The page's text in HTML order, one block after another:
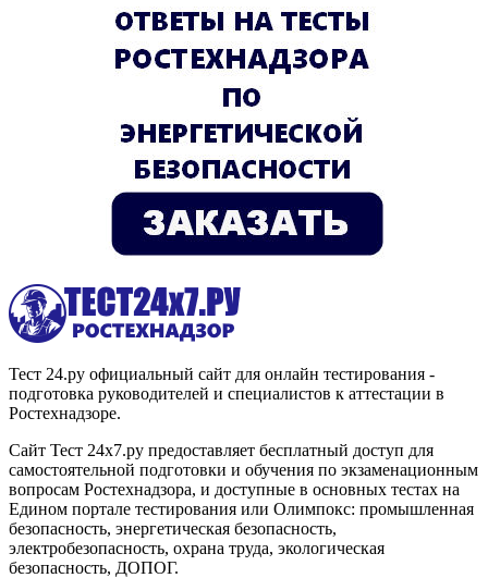
Тест 24.ру официальный сайт для онлайн тестирования -
подготовка руководителей и специалистов к аттестации в
Ростехнадзоре.
Сайт Тест 24х7.ру предоставляет бесплатный доступ для
самостоятельной подготовки и обучения по экзаменационным
вопросам Ростехнадзора, и доступные в основных тестах на
Едином портале тестирования или Олимпокс: промышленная
безопасность, энергетическая безопасность,
электробезопасность, охрана труда, экологическая
безопасность, ДОПОГ.